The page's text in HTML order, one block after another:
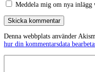
Meddela mig om nya inlägg
Skicka kommentar
Denna webbplats använder
hur din kommentarsdata